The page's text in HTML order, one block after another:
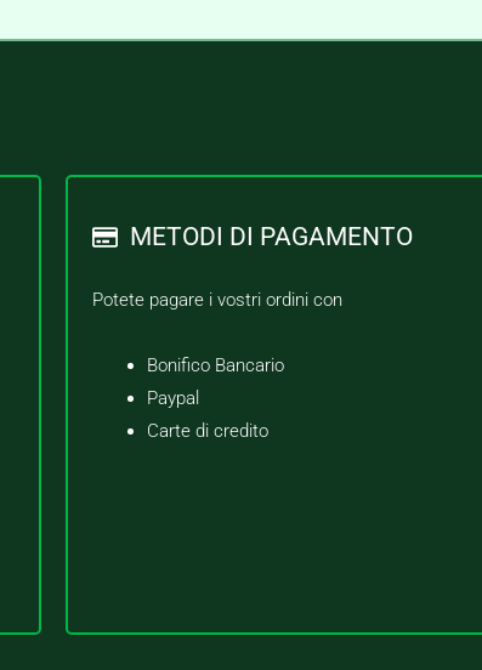
METODI DI PAGAMENTO
Potete pagare i vostri ordini con
Bonifico Bancario
Paypal
Carte di credito